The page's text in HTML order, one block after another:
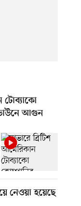
টোব্যাকো
আগুন
নেওয়া হয়েছে